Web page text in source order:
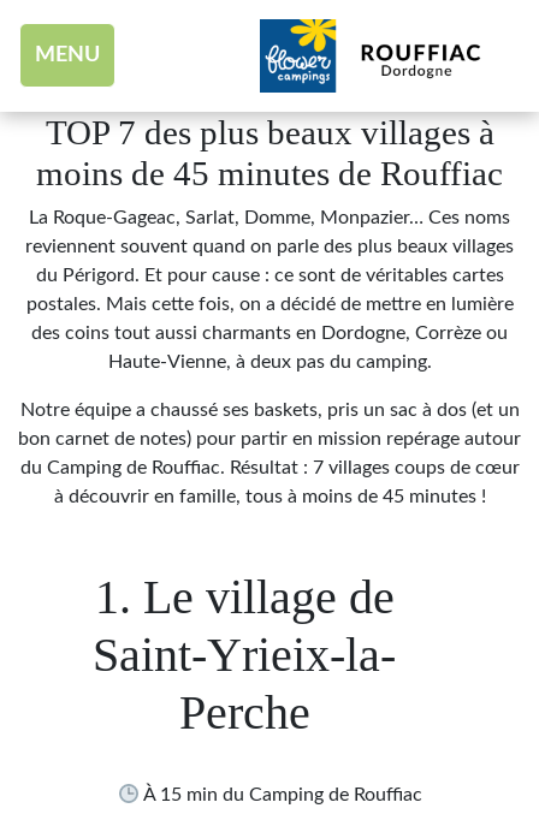
MENU
TOP 7 des plus beaux villages à
moins de 45 minutes de Rouffiac
La Roque-Gageac, Sarlat, Domme, Monpazier… Ces noms
reviennent souvent quand on parle des plus beaux villages
du Périgord. Et pour cause : ce sont de véritables cartes
postales. Mais cette fois, on a décidé de mettre en lumière
des coins tout aussi charmants en Dordogne, Corrèze ou
Haute-Vienne, à deux pas du camping.
Notre équipe a chaussé ses baskets, pris un sac à dos (et un
bon carnet de notes) pour partir en mission repérage autour
du Camping de Rouffiac. Résultat : 7 villages coups de cœur
à découvrir en famille, tous à moins de 45 minutes !
1. Le village de
Saint-Yrieix-la-
Perche
À 15 min du Camping de Rouffiac